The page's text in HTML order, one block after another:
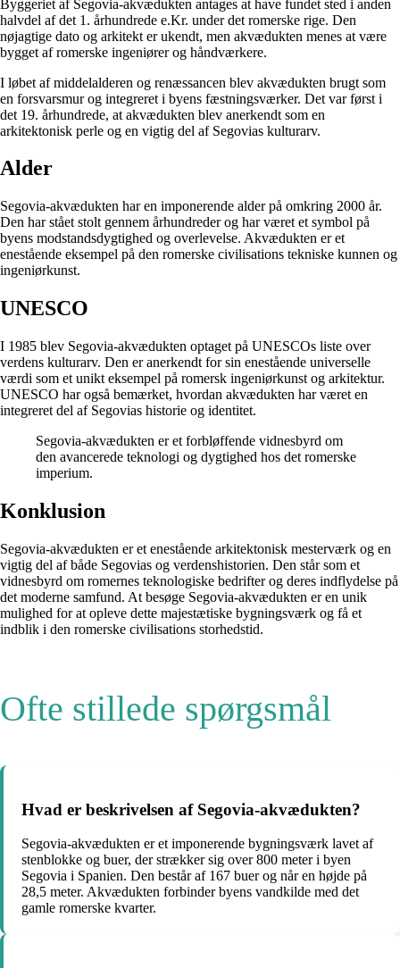
Byggeriet af Segovia-akvædukten antages at have fundet sted i anden
halvdel af det 1. århundrede e.Kr. under det romerske rige. Den
nøjagtige dato og arkitekt er ukendt, men akvædukten menes at være
bygget af romerske ingeniører og håndværkere.
I løbet af middelalderen og renæssancen blev akvædukten brugt som
en forsvarsmur og integreret i byens fæstningsværker. Det var først i
det 19. århundrede, at akvædukten blev anerkendt som en
arkitektonisk perle og en vigtig del af Segovias kulturarv.
Alder
Segovia-akvædukten har en imponerende alder på omkring 2000 år.
Den har stået stolt gennem århundreder og har været et symbol på
byens modstandsdygtighed og overlevelse. Akvædukten er et
enestående eksempel på den romerske civilisations tekniske kunnen og
ingeniørkunst.
UNESCO
I 1985 blev Segovia-akvædukten optaget på UNESCOs liste over
verdens kulturarv. Den er anerkendt for sin enestående universelle
værdi som et unikt eksempel på romersk ingeniørkunst og arkitektur.
UNESCO har også bemærket, hvordan akvædukten har været en
integreret del af Segovias historie og identitet.
Segovia-akvædukten er et forbløffende vidnesbyrd om
den avancerede teknologi og dygtighed hos det romerske
imperium.
Konklusion
Segovia-akvædukten er et enestående arkitektonisk mesterværk og en
vigtig del af både Segovias og verdenshistorien. Den står som et
vidnesbyrd om romernes teknologiske bedrifter og deres indflydelse på
det moderne samfund. At besøge Segovia-akvædukten er en unik
mulighed for at opleve dette majestætiske bygningsværk og få et
indblik i den romerske civilisations storhedstid.
Ofte stillede spørgsmål
Hvad er beskrivelsen af Segovia-akvædukten?
Segovia-akvædukten er et imponerende bygningsværk lavet af
stenblokke og buer, der strækker sig over 800 meter i byen
Segovia i Spanien. Den består af 167 buer og når en højde på
28,5 meter. Akvædukten forbinder byens vandkilde med det
gamle romerske kvarter.